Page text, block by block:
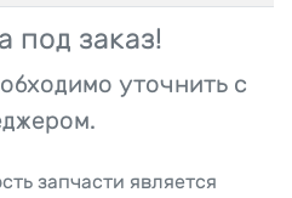
под заказ!
уточнить с
запчасти является